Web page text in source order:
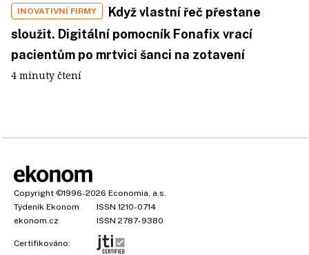
INOVATIVNÍ FIRMY
Když vlastní řeč přestane
sloužit. Digitální pomocník Fonafix vrací
pacientům po mrtvici šanci na zotavení
4 minuty čtení
Copyright ©1996-2026 Economia, a.s.
Týdeník Ekonom
ISSN 1210-0714
ekonom.cz
ISSN 2787-9380
Certifikováno: